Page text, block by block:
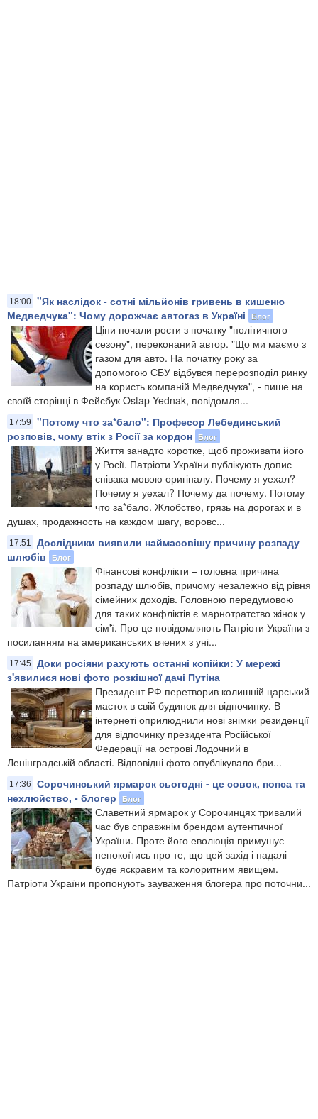
18:00 "Як наслідок - сотні мільйонів гривень в кишеню
Медведчука": Чому дорожчає автогаз в Україні
Блог
Ціни почали рости з початку "політичного
сезону", переконаний автор. "Що ми маємо з
газом для авто. На початку року за
допомогою СБУ відбувся перерозподіл ринку
на користь компаній Медведчука", - пише на
своїй сторінці в Фейсбук Ostap Yednak, повідомля...
17:59
"Потому что за*бало": Професор Лебединський
розповів, чому втік з Росії за кордон Блог
Життя занадто коротке, щоб проживати його
у Росії. Патріоти України публікують допис
співака мовою оригіналу. Почему я уехал?
Почему я уехал? Почему да почему. Потому
что за*бало. Жлобство, грязь на дорогах и в
душах, продажность на каждом шагу, воровс...
17:51
Дослідники виявили наймасовішу причину розпаду
шлюбів
Блог
Фінансові конфлікти – головна причина
розпаду шлюбів, причому незалежно від рівня
сімейних доходів. Головною передумовою
для таких конфліктів є марнотратство жінок у
сім'ї. Про це повідомляють Патріоти України з
посиланням на американських вчених з уні...
17:45
Доки росіяни рахують останні копійки: У мережі
з'явилися нові фото розкішної дачі Путіна
Президент РФ перетворив колишній царський
маєток в свій будинок для відпочинку. В
інтернеті оприлюднили нові знімки резиденції
для відпочинку президента Російської
Федерації на острові Лодочний в
Ленінградській області. Відповідні фото опублікувало бри...
17:36
Сорочинський ярмарок сьогодні - це совок, попса та
нехлюйство, - блогер
Блог
Славетний ярмарок у Сорочинцях тривалий
час був справжнім брендом аутентичної
України. Проте його еволюція примушує
непокоїтись про те, що цей захід і надалі
буде яскравим та колоритним явищем.
Патріоти України пропонують зауваження блогера про поточни...